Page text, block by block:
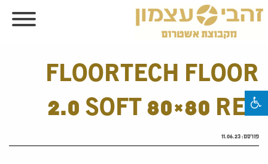
FLOORTECH FLOOR
2.0 SOFT 80×80 RET
פורסם:11.06.23